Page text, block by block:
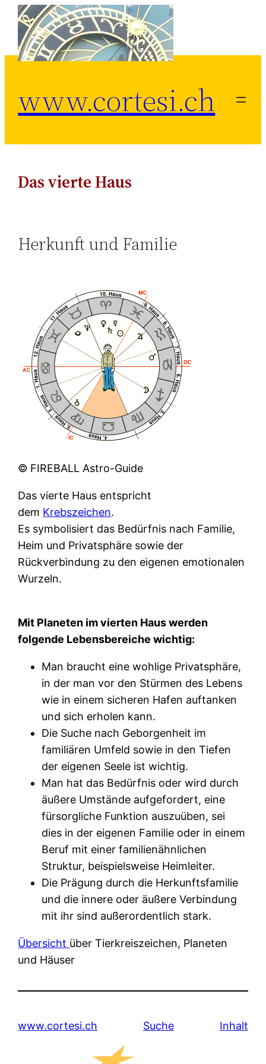
Zum
Inhalt
springen
www.cortesi.ch
Das vierte Haus
Herkunft und Familie
© FIREBALL Astro-Guide
Das vierte Haus entspricht
dem Krebszeichen.
Es symbolisiert das Bedürfnis nach Familie,
Heim und Privatsphäre sowie der
Rückverbindung zu den eigenen emotionalen
Wurzeln.
Mit Planeten im vierten Haus werden
folgende Lebensbereiche wichtig:
Man braucht eine wohlige Privatsphäre,
in der man vor den Stürmen des Lebens
wie in einem sicheren Hafen auftanken
und sich erholen kann.
Die Suche nach Geborgenheit im
familiären Umfeld sowie in den Tiefen
der eigenen Seele ist wichtig.
Man hat das Bedürfnis oder wird durch
äußere Umstände aufgefordert, eine
fürsorgliche Funktion auszuüben, sei
dies in der eigenen Familie oder in einem
Beruf mit einer familienähnlichen
Struktur, beispielsweise Heimleiter.
Die Prägung durch die Herkunftsfamilie
und die innere oder äußere Verbindung
mit ihr sind außerordentlich stark.
Übersicht über Tierkreiszeichen, Planeten
und Häuser
www.cortesi.ch Suche Inhalt